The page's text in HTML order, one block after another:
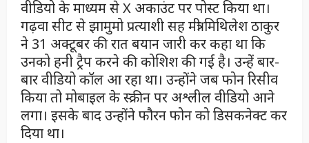
वीडियो के माध्यम से X अकाउंट पर पोस्ट किया था।
गढ़वा सीट से झामुमो प्रत्याशी सह मंत्री मिथिलेश ठाकुर
ने 31 अक्टूबर की रात बयान जारी कर कहा था कि
उनको हनी ट्रैप करने की कोशिश की गई है। उन्हें बार-
बार वीडियो कॉल आ रहा था। उन्होंने जब फोन रिसीव
किया तो मोबाइल के स्क्रीन पर अश्लील वीडियो आने
लगा। इसके बाद उन्होंने फौरन फोन को डिसकनेक्ट कर
दिया था।